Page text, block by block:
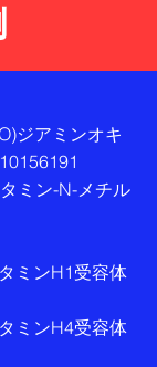
ジアミンオキ
ミン-N-メチル
ミンH1受容体
ミンH4受容体